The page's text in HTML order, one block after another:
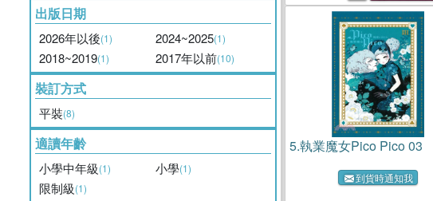
出版日期
2026年以後(1) 2024~2025(1)
2018~2019(1) 2017年以前(10)
裝訂方式
平裝(8)
適讀年齡
小學中年級(1) 小學(1)
限制級(1)
5.執業魔女Pico Pico 03
到貨時通知我